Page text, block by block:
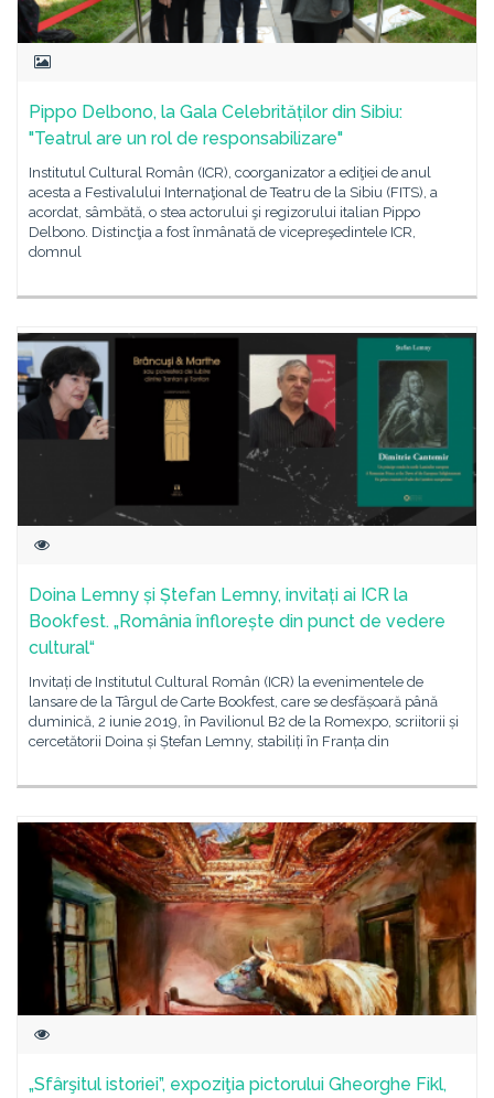
Pippo Delbono, la Gala Celebrităților din Sibiu:
"Teatrul are un rol de responsabilizare"
Institutul Cultural Român (ICR), coorganizator a ediţiei de anul
acesta a Festivalului Internaţional de Teatru de la Sibiu (FITS), a
acordat, sâmbătă, o stea actorului şi regizorului italian Pippo
Delbono. Distincţia a fost înmânată de vicepreşedintele ICR,
domnul
Doina Lemny și Ștefan Lemny, invitați ai ICR la
Bookfest. „România înflorește din punct de vedere
cultural“
Invitați de Institutul Cultural Român (ICR) la evenimentele de
lansare de la Târgul de Carte Bookfest, care se desfășoară până
duminică, 2 iunie 2019, în Pavilionul B2 de la Romexpo, scriitorii și
cercetătorii Doina și Ștefan Lemny, stabiliți în Franța din
„Sfârşitul istoriei”, expoziţia pictorului Gheorghe Fikl,